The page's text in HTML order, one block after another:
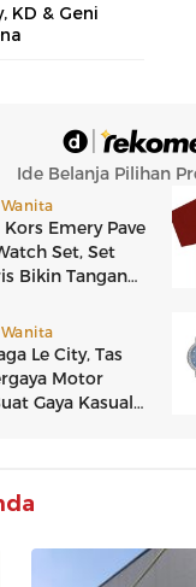
KD & Geni